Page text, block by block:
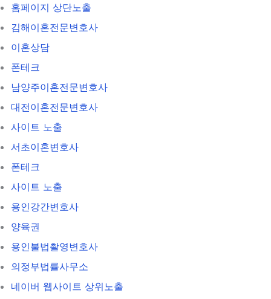
홈페이지 상단노출
김해이혼전문변호사
이혼상담
폰테크
남양주이혼전문변호사
대전이혼전문변호사
사이트 노출
서초이혼변호사
폰테크
사이트 노출
용인강간변호사
양육권
용인불법촬영변호사
의정부법률사무소
네이버 웹사이트 상위노출